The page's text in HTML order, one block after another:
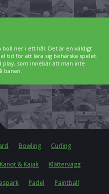
boll ner i ett hål. Det är en väldigt
tid för att lära sig behärska spelet.
play, som innebär att man inte
banan.
Bowling Curling
Kanot & Kajak Klättervägg
Padel Paintball